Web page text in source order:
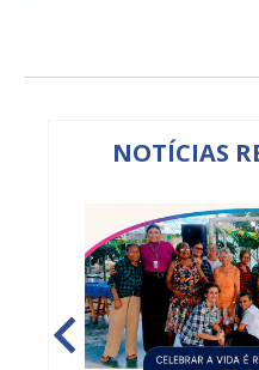
NOTÍCIAS